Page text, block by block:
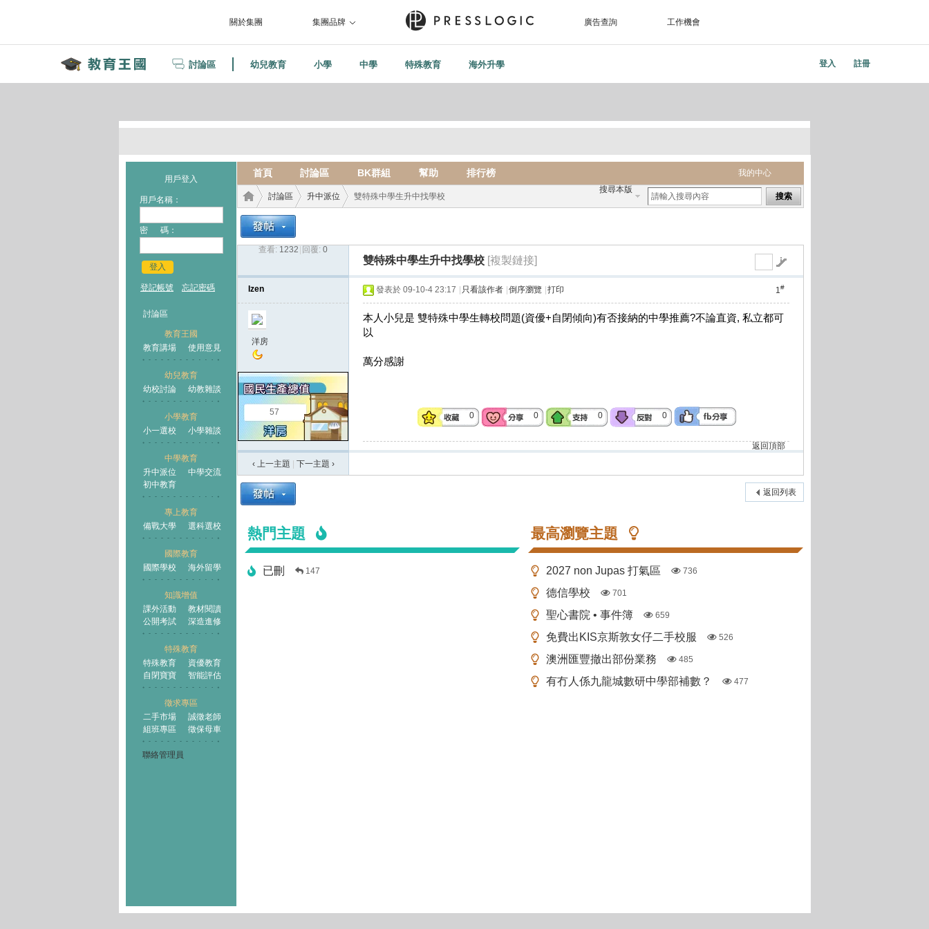
關於集團 集團品牌 廣告查詢 工作機會
討論區 幼兒教育 小學 中學 特殊教育 海外升學 登入 註冊
用戶登入
用戶名稱：
密 碼：
登入
登記帳號 忘記密碼
討論區
教育王國
教育講場
使用意見
幼兒教育
幼校討論
幼教雜談
小學教育
小一選校
小學雜談
中學教育
升中派位
中學交流
初中教育
專上教育
備戰大學
選科選校
國際教育
國際學校
海外留學
知識增值
課外活動
教材閱讀
公開考試
深造進修
特殊教育
特殊教育
資優教育
自閉寶寶
智能評估
徵求專區
二手市場
誠徵老師
組班專區
徵保母車
聯絡管理員
我的中心
首頁 討論區 BK群組 幫助 排行榜
搜尋本版
搜索
王國
討論區
›
升中派位 雙特殊中學生升中找學校
查看: 1232 回覆: 0
雙特殊中學生升中找學校 [複製鏈接]
Izen
洋房
57
1#
發表於 09-10-4 23:17 只看該作者 倒序瀏覽 打印
本人小兒是 雙特殊中學生轉校問題(資優+自閉傾向)有否接納的中學推薦?不論直資, 私立都可
以
萬分感謝
0 0 0 0
返回頂部
‹ 上一主題
下一主題 ›
返回列表
熱門主題
已刪 147
最高瀏覽主題
2027 non Jupas 打氣區 736
德信學校 701
聖心書院 • 事件簿 659
免費出KIS京斯敦女仔二手校服 526
澳洲匯豐撤出部份業務 485
有冇人係九龍城數研中學部補數？ 477